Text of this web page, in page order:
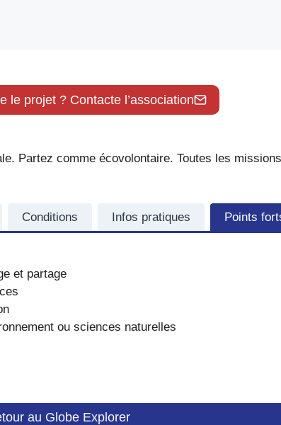
le projet ? Contacte l’association
Partez comme écovolontaire. Toutes les
Conditions Infos pratiques Points
et partage
ou sciences naturelles
au Globe Explorer